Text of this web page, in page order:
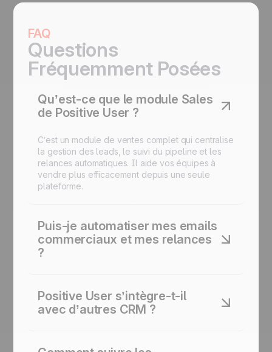
FAQ
Questions
Fréquemment Posées
Qu’est-ce que le module Sales
de Positive User ?
C’est un module de ventes complet qui centralise
la gestion des leads, le suivi du pipeline et les
relances automatiques. Il aide vos équipes à
vendre plus efficacement depuis une seule
plateforme.
Puis-je automatiser mes emails
commerciaux et mes relances
?
qui envoient des messages personnalisés, des
rappels ou des mises à jour d’opportunités.
L’automatisation du suivi fonctionne sans
Positive User s’intègre-t-il
avec d’autres CRM ?
Salesforce, Pipedrive ou HubSpot grâce aux